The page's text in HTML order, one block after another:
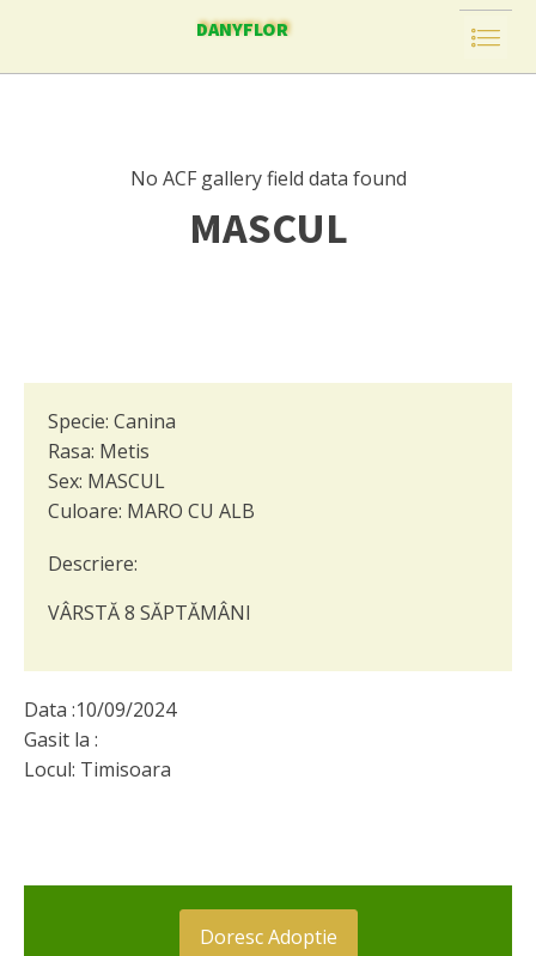
DANYFLOR
No ACF gallery field data found
MASCUL
Specie: Canina
Rasa: Metis
Sex: MASCUL
Culoare: MARO CU ALB
Descriere:
VÂRSTĂ 8 SĂPTĂMÂNI
Data :10/09/2024
Gasit la :
Locul: Timisoara
Doresc Adoptie